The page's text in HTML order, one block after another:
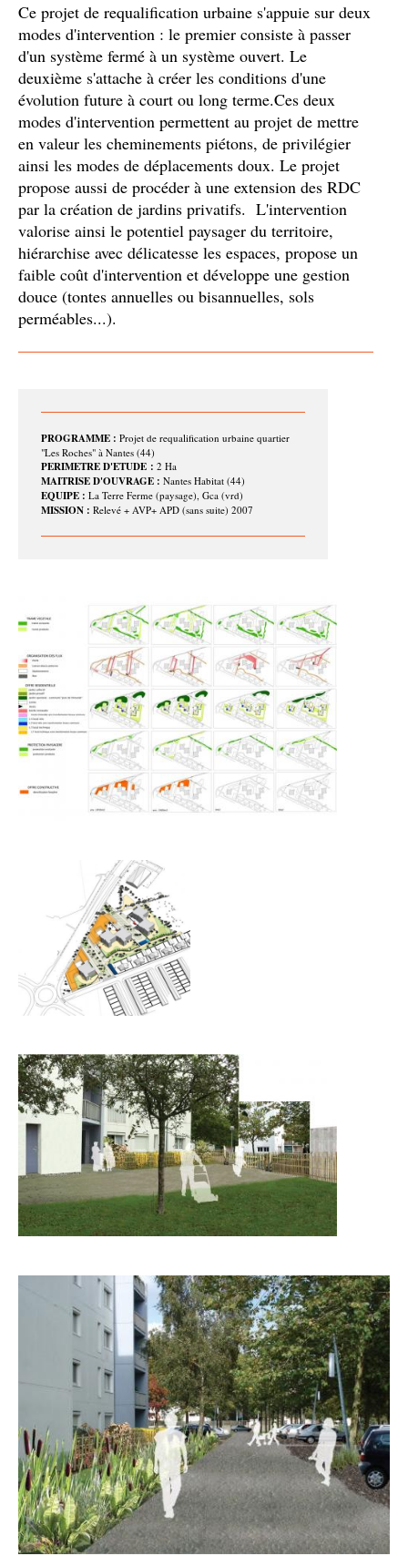
Ce projet de requalification urbaine s'appuie sur deux
modes d'intervention : le premier consiste à passer
d'un système fermé à un système ouvert. Le
deuxième s'attache à créer les conditions d'une
évolution future à court ou long terme.Ces deux
modes d'intervention permettent au projet de mettre
en valeur les cheminements piétons, de privilégier
ainsi les modes de déplacements doux. Le projet
propose aussi de procéder à une extension des RDC
par la création de jardins privatifs. L'intervention
valorise ainsi le potentiel paysager du territoire,
hiérarchise avec délicatesse les espaces, propose un
faible coût d'intervention et développe une gestion
douce (tontes annuelles ou bisannuelles, sols
perméables...).
PROGRAMME : Projet de requalification urbaine quartier
"Les Roches" à Nantes (44)
PERIMETRE D'ETUDE : 2 Ha
MAITRISE D'OUVRAGE : Nantes Habitat (44)
EQUIPE : La Terre Ferme (paysage), Gca (vrd)
MISSION : Relevé + AVP+ APD (sans suite) 2007